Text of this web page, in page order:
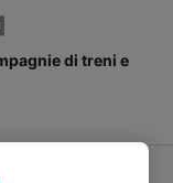
di treni e